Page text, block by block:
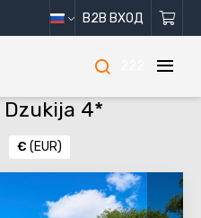
B2B ВХОД
4*
€ (EUR)